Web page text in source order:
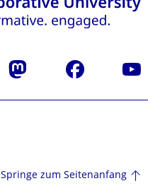
Mastodon Facebook
Springe zum Seitenanfang